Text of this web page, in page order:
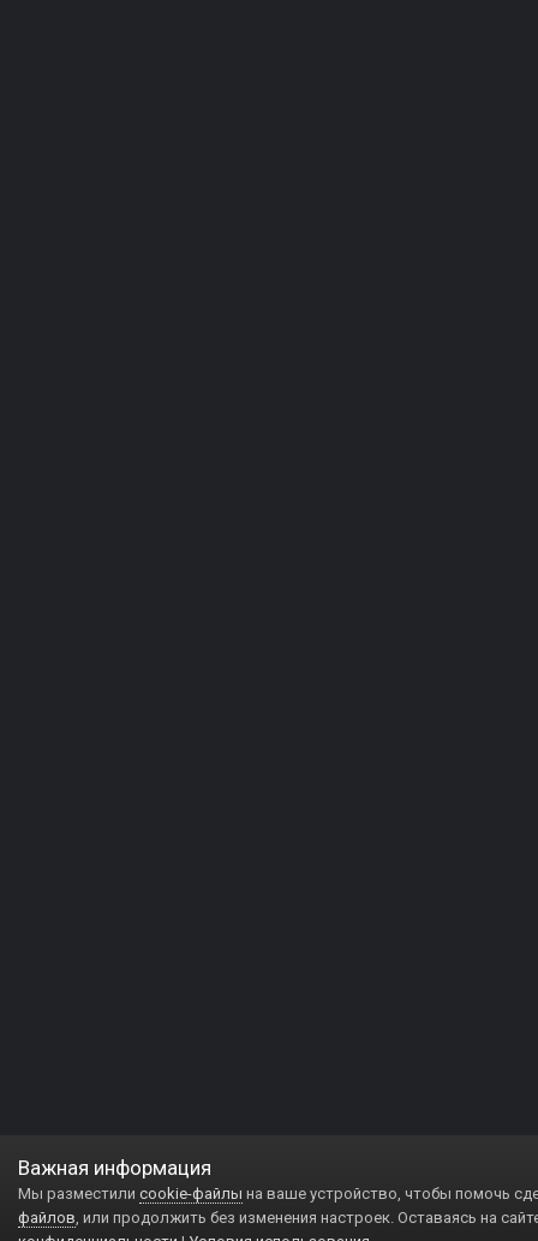
Важная информация
Мы разместили cookie-файлы на ваше устройство, чтобы помочь
файлов, или продолжить без изменения настроек. Оставаясь на